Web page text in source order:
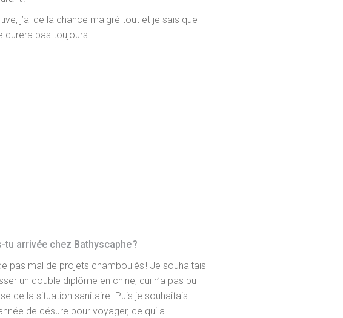
j’ai de la chance malgré tout et je sais que
durera pas toujours.
tu arrivée chez Bathyscaphe ?
pas mal de projets chamboulés ! Je souhaitais
un double diplôme en chine, qui n’a pas pu
de la situation sanitaire. Puis je souhaitais
de césure pour voyager, ce qui a